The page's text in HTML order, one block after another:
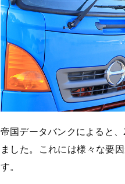
帝国データバンクによると
ました。これには様々な要
す。